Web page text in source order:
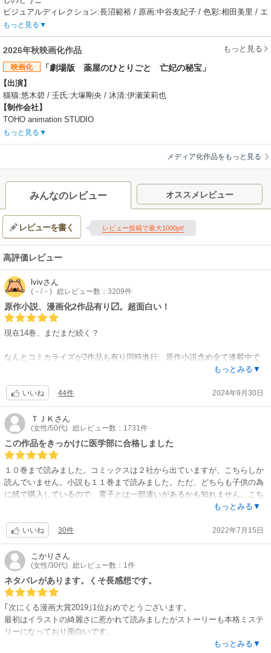
ビジュアルディレクション:長沼範裕 / 原画:中谷友紀子 / 色彩:相田美里 / エ
フェクト:TJ
もっと見る
2026年秋映画化作品 もっと見る
映画化 「劇場版 薬屋のひとりごと 亡妃の秘宝」
出演】
猫猫:悠木碧 / 壬氏:大塚剛央 / 沐清:伊瀬茉莉也
制作会社】
TOHO animation STUDIO
スタッフ情報】
原作・ストーリー原案:日向夏（ヒーロー文庫／イマジカインフォス刊） /
監督:長沼範裕
脚本:柿原優子 / キャラクターデザイン／総作画監督:中谷友紀子 / 色彩設
計:相田美里 / 美術監督:三宅昌和 / 美術ボード:丹治匠、TJ / CGプロデュー
サー:町田政彌 / 撮影監督:武山篤 / 編集:今井大介 / 音響監督:はたしょう二 /
音楽:神前暁、Kevin Penkin、桶狭間ありさ / アニメーション制作:TOHO
animation STUDIO / 製作:劇場版「薬屋のひとりごと」製作委員会 / 配給:
東宝
公開日】
2026年12月11日
もっと見る
メディア化作品をもっと見る
みんなのレビュー オススメレビュー
レビューを書く レビュー投稿で最大1000pt!
高評価レビュー
lvivさん
(－/－) 総レビュー数：3209件
原作小説、漫画化2作品有り〼。超面白い！
現在14巻、まだまだ続く？
なんとコミカライズが2作品も有り同時進行、原作小説含め全て連載中で
ー。
漫画は作画家さんが違うので多少の差はあるものの、原作小説のイラスト
しのとうこさんのキャラデザインは3作品とも共通しているため、基本的
にはどちらを読んでも雰囲気は同じ。
無料をきっかけにサンデーを3巻まで読んだあと、たまたま紙で本作の続
きを10巻ほど読みました。
その時に絵が違うと気づきを、え？何で漫画化が2つもあるの？と驚きま
コミックのどちらが良いかは好みだと思います。
私個人は最初の3巻だけですが、作画での表現は向こうのサンデーの方が
お話の魅力が入りやすい、と感じた。
主人公のソバカス侍女が、後宮の憧れである美麗宦官をクソみたいに見る
様が、、、どブスな猫娘（←＠水木しげる）みたいで（笑）、、、その時
点でヤラれました（←サンデーの1巻の作画）。
ただサンデーの方はコミックとしては読んで分かりやすいけど、その分原
作とは若干違って脚色されている部分もあるそうな。
その点でいうと、本作の方が原作に忠実らしい。
最初の方は本作ガンガンよりサンデーの方がお話の進みが早いようです
もっとみる▼
いいね 44件 2024年9月30日
ＴＪＫ さん
(女性/50代) 総レビュー数：1731件
この作品をきっかけに医学部に合格しました
１０巻まで読みました。コミックスは２社から出ていますが、こちらしか
読んでいません。小説も１１巻まで読みました。ただ、どちらも子供の為
に紙で購入しているので、電子とは一部違いがあるかも知れません。こち
らは何かの機会に、東◯生が「読んで役に立つ漫画」と紹介していたの
いと言うので、作画重視でこちらにしました。内容は、架空の中国（だと
思う）を舞台に主人公の薬師を中心に繰り広げられる壮大なファンタジー
です。薬師と皇弟との恋愛・親子の対立・宮廷の政治抗争・後宮での女の
争い・諸外国との戦争など、暗殺や陰謀ひしめく血生臭い事件が起こる
中、持ち前の賢さで無理難題を乗り越えていくストーリーです。主人公が
薬師という事で、小学生でも分かる簡単な化学反応を使ったトリックの謎
解きがあったりして、多方面から楽しめます。本来（親の気持ちとして）
は、理系科目に興味を持ってほしかったのですが、あまり（いえ全く）我
が子にはハマらず…もっぱらギャグ寄りのシーンでゲラゲラ笑いながら読
んでいます。東◯生の推薦という事で、ただ笑えるだけでなく人間心理に
もっとみる▼
いいね 30件 2022年7月15日
こかり さん
(女性/30代) 総レビュー数：1件
ネタバレがあります。くそ長感想です。
｢次にくる漫画大賞2019｣1位おめでとうございます。
最初はイラストの綺麗さに惹かれて読みましたがストーリーも本格ミステ
リーになっており面白いです。
化学に基づいた物もあれば現代でも確認されてる医学も混ざっておりとて
もっとみる▼